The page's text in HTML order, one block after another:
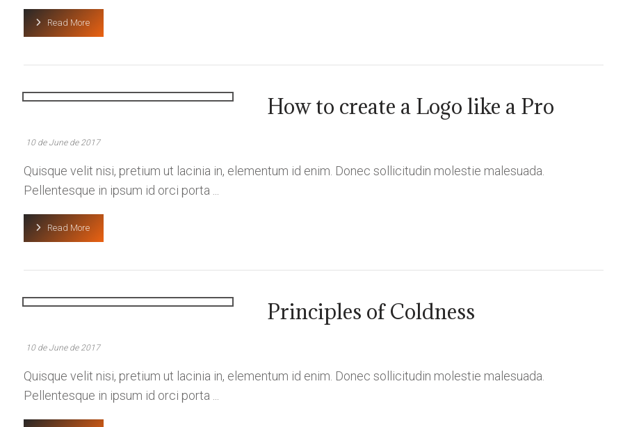
Read More
How to create a Logo like a Pro
10 de June de 2017
Quisque velit nisi, pretium ut lacinia in, elementum id enim. Donec sollicitudin molestie malesuada.
Pellentesque in ipsum id orci porta ...
Read More
Principles of Coldness
10 de June de 2017
Quisque velit nisi, pretium ut lacinia in, elementum id enim. Donec sollicitudin molestie malesuada.
Pellentesque in ipsum id orci porta ...